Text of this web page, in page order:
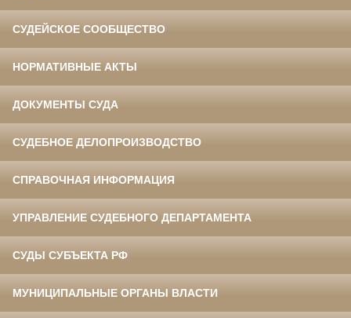
СУДЕЙСКОЕ СООБЩЕСТВО
НОРМАТИВНЫЕ АКТЫ
ДОКУМЕНТЫ СУДА
СУДЕБНОЕ ДЕЛОПРОИЗВОДСТВО
СПРАВОЧНАЯ ИНФОРМАЦИЯ
УПРАВЛЕНИЕ СУДЕБНОГО ДЕПАРТАМЕНТА
СУДЫ СУБЪЕКТА РФ
МУНИЦИПАЛЬНЫЕ ОРГАНЫ ВЛАСТИ